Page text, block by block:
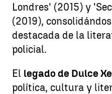
Londres' (2015) y
(2019),
destacada de la
policial.
El legado de Dulce
política, cultura y